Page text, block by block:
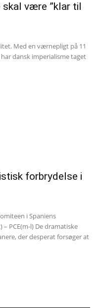
skal være ”klar til
Med en værnepligt på 11
dansk imperialisme taget
forbrydelse i
i Spaniens
PCE(m-l) De dramatiske
der desperat forsøger at